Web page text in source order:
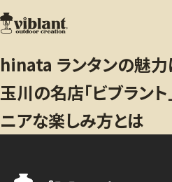
hinata ランタンの魅力
玉川の名店「ビブラン
ニアな楽しみ方とは